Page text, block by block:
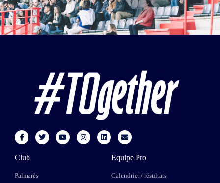
Club
Palmarès
Equipe Pro
Calendrier / résultats